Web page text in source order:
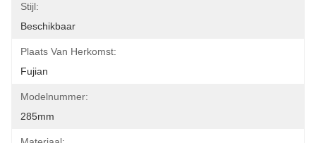
Stijl:
Beschikbaar
Plaats Van Herkomst:
Fujian
Modelnummer:
285mm